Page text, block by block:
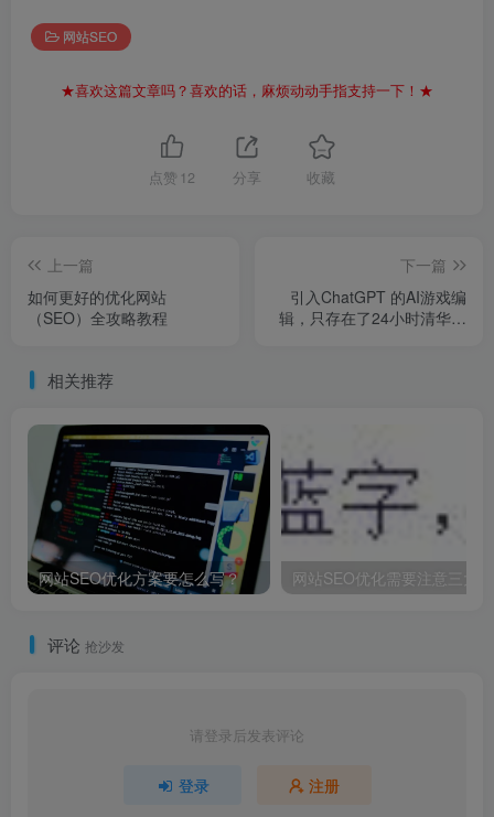
网站SEO
★喜欢这篇文章吗？喜欢的话，麻烦动动手指支持一下！★
点赞 12 分享 收藏
上一篇
如何更好的优化网站
（SEO）全攻略教程
下一篇
引入ChatGPT 的AI游戏编
辑，只存在了24小时清华学
相关推荐
网站SEO优化方案要怎么写？ 网站SEO优化需要注意三大
评论 抢沙发
请登录后发表评论
登录 注册